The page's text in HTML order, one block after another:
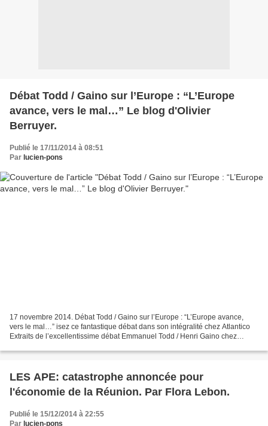
Débat Todd / Gaino sur l’Europe : “L’Europe
avance, vers le mal…” Le blog d'Olivier
Berruyer.
Publié le 17/11/2014 à 08:51
Par lucien-pons
17 novembre 2014. Débat Todd / Gaino sur l’Europe : “L’Europe avance,
vers le mal…” isez ce fantastique débat dans son intégralité chez Atlantico
Extraits de l’excellentissime débat Emmanuel Todd / Henri Gaino chez
LES APE: catastrophe annoncée pour
l'économie de la Réunion. Par Flora Lebon.
Publié le 15/12/2014 à 22:55
Par lucien-pons